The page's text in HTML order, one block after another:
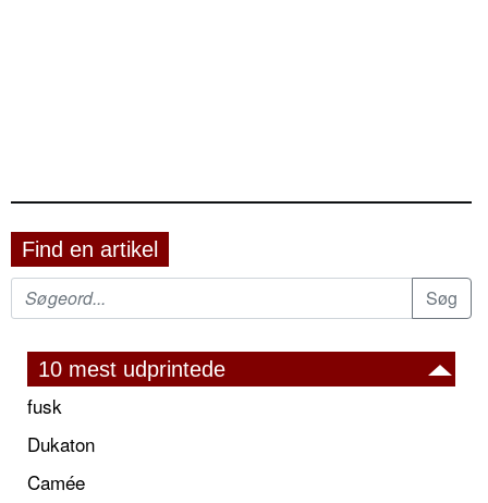
Find en artikel
10 mest udprintede
fusk
Dukaton
Camée